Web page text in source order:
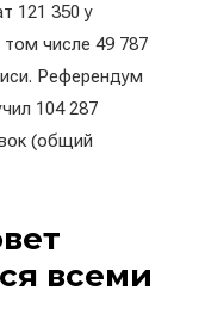
121 350 у
числе 49 787
Референдум
104 287
(общий
всеми